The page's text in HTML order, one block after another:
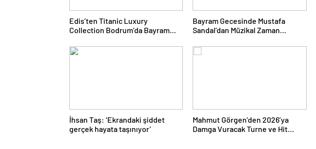
Edis’ten Titanic Luxury
Collection Bodrum’da Bayram
Performans
Bayram Gecesinde Mustafa
Sandal’dan Müzikal Zaman
İhsan Taş: ‘Ekrandaki şiddet
gerçek hayata taşınıyor’
Mahmut Görgen’den 2026’ya
Damga Vuracak Turne ve Hit